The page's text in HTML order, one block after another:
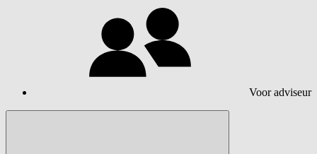
Voor adviseur